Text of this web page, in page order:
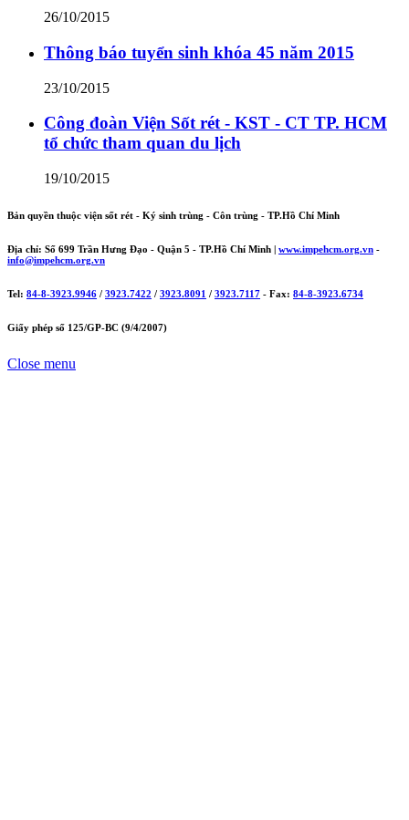
26/10/2015
Thông báo tuyển sinh khóa 45 năm 2015
23/10/2015
Công đoàn Viện Sốt rét - KST - CT TP. HCM
tổ chức tham quan du lịch
19/10/2015
Bản quyền thuộc viện sốt rét - Ký sinh trùng - Côn trùng - TP.Hồ Chí Minh
Địa chỉ: Số 699 Trần Hưng Đạo - Quận 5 - TP.Hồ Chí Minh | www.impehcm.org.vn -
info@impehcm.org.vn
Tel: 84-8-3923.9946 / 3923.7422 / 3923.8091 / 3923.7117 - Fax: 84-8-3923.6734
Giấy phép số 125/GP-BC (9/4/2007)
Close menu